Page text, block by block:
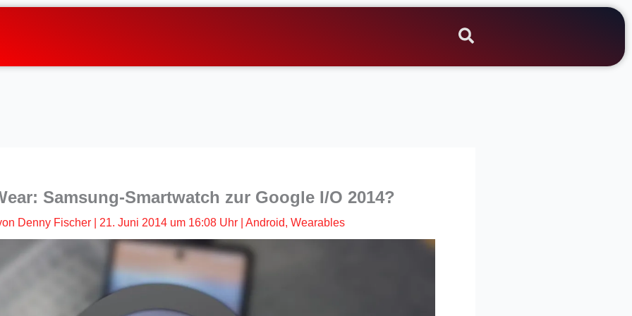
Samsung-Smartwatch zur Google I/O 2014?
Denny Fischer 21. Juni 2014 um 16:08 Uhr| Android, Wearables